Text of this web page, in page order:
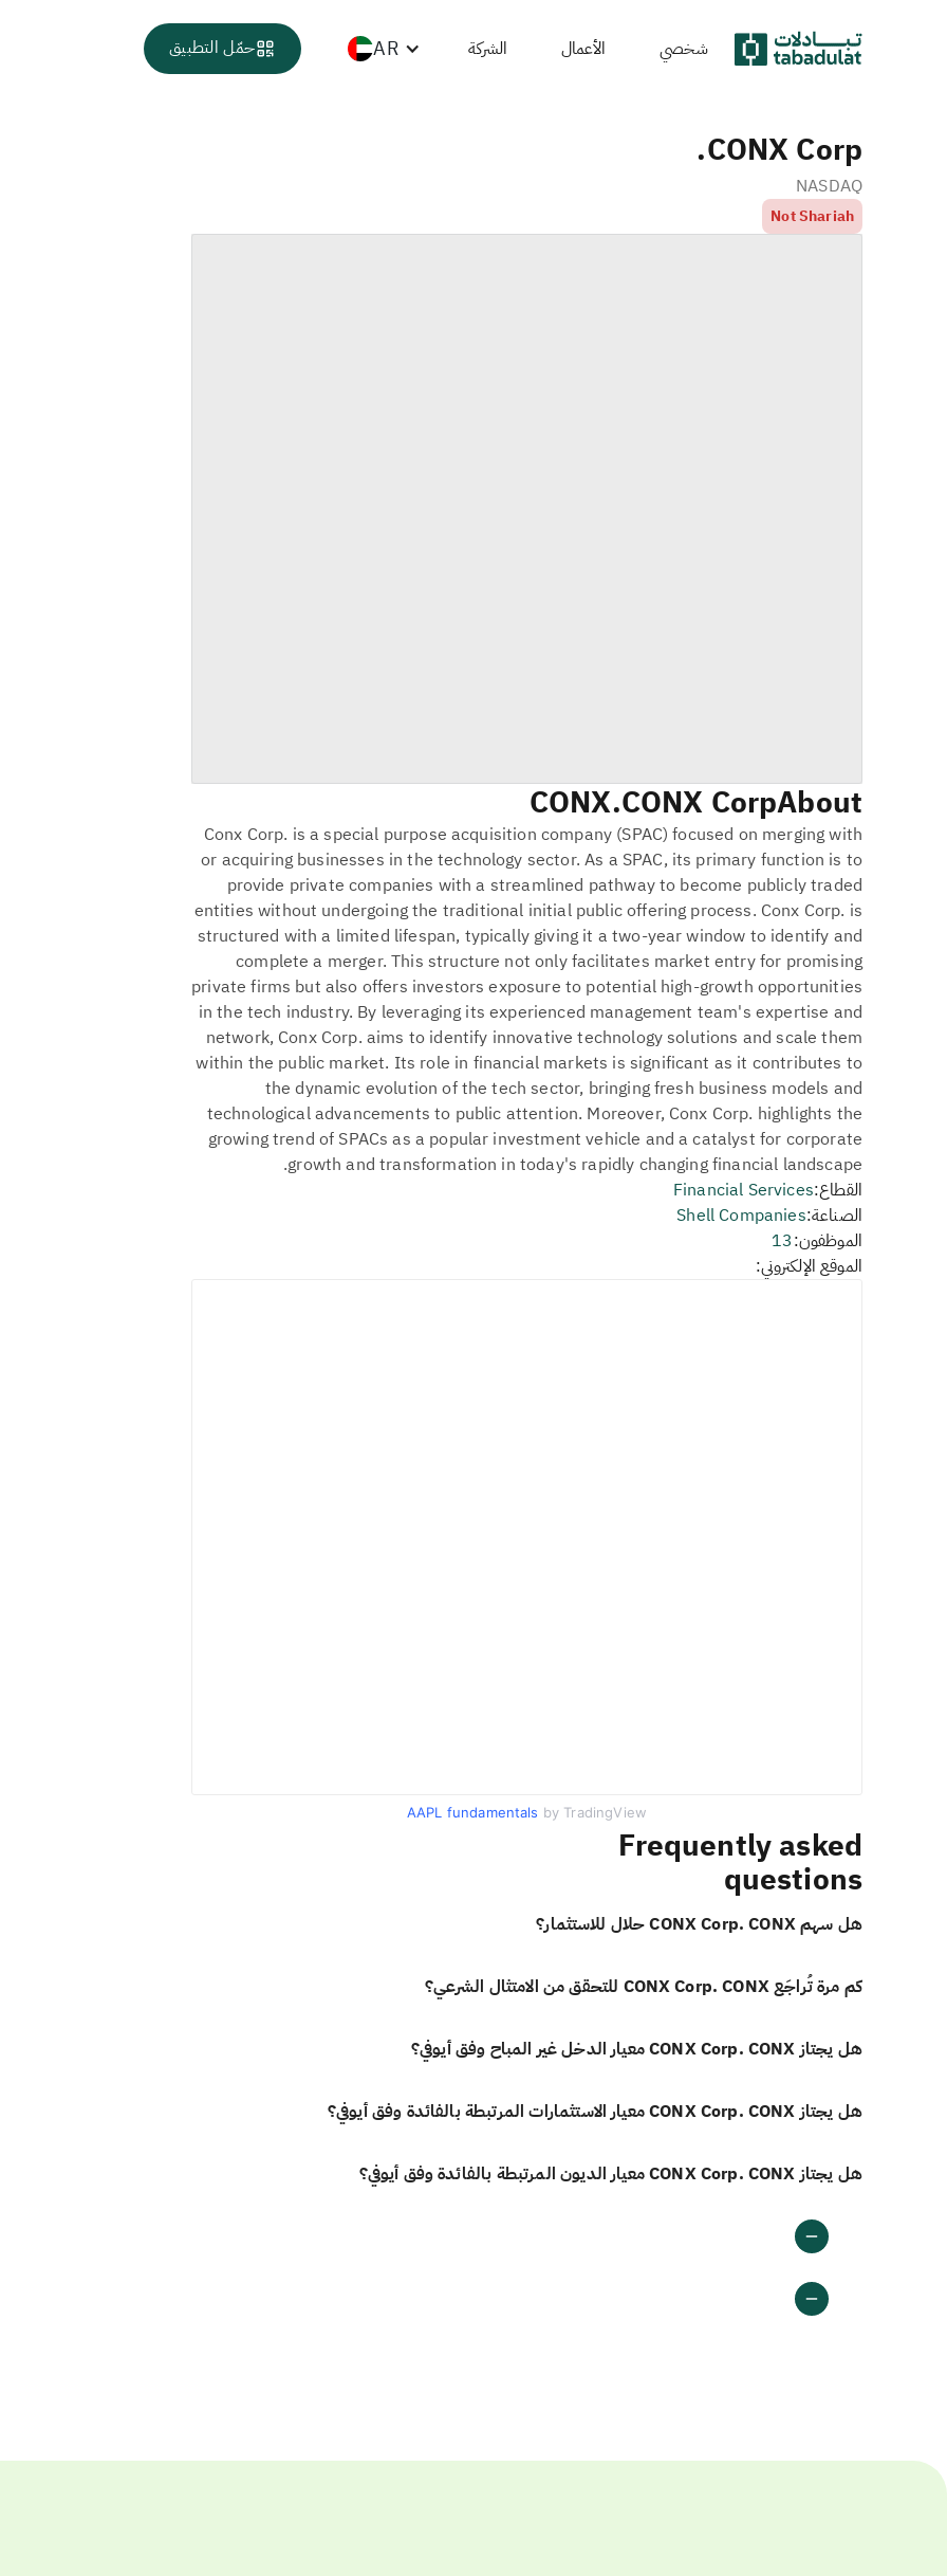
شخصي الأعمال الشركة AR حمّل التطبيق
CONX Corp.
NASDAQ
Not Shariah
About
CONX Corp.
CONX
Conx Corp. is a special purpose acquisition company (SPAC) focused on merging with
or acquiring businesses in the technology sector. As a SPAC, its primary function is to
provide private companies with a streamlined pathway to become publicly traded
entities without undergoing the traditional initial public offering process. Conx Corp. is
structured with a limited lifespan, typically giving it a two-year window to identify and
complete a merger. This structure not only facilitates market entry for promising
private firms but also offers investors exposure to potential high-growth opportunities
in the tech industry. By leveraging its experienced management team's expertise and
network, Conx Corp. aims to identify innovative technology solutions and scale them
within the public market. Its role in financial markets is significant as it contributes to
the dynamic evolution of the tech sector, bringing fresh business models and
technological advancements to public attention. Moreover, Conx Corp. highlights the
growing trend of SPACs as a popular investment vehicle and a catalyst for corporate
growth and transformation in today's rapidly changing financial landscape.
القطاع:Financial Services
الصناعة:Shell Companies
الموظفون:13
الموقع الإلكتروني:
AAPL fundamentals by TradingView
Frequently asked
questions
هل سهم CONX Corp. CONX حلال للاستثمار؟
كم مرة تُراجَع CONX Corp. CONX للتحقق من الامتثال الشرعي؟
هل يجتاز CONX Corp. CONX معيار الدخل غير المباح وفق أيوفي؟
هل يجتاز CONX Corp. CONX معيار الاستثمارات المرتبطة بالفائدة وفق أيوفي؟
هل يجتاز CONX Corp. CONX معيار الديون المرتبطة بالفائدة وفق أيوفي؟